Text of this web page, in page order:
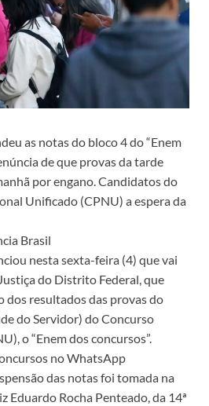
as notas do bloco 4 do “Enem
de que provas da tarde
por engano. Candidatos do
Unificado (CPNU) a espera da
Brasil
nesta sexta-feira (4) que vai
do Distrito Federal, que
dos resultados das provas do
do Servidor) do Concurso
o “Enem dos concursos”.
no WhatsApp
das notas foi tomada na
Eduardo Rocha Penteado, da 14ª